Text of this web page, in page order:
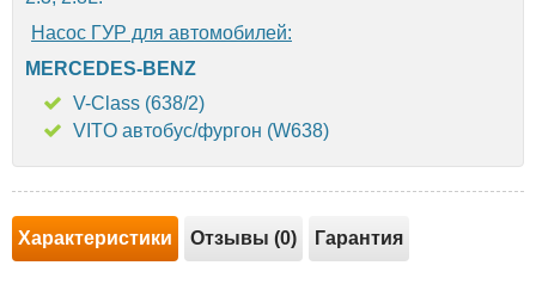
Насос ГУР для автомобилей:
MERCEDES-BENZ
V-Class (638/2)
VITO автобус/фургон (W638)
Характеристики Отзывы (0) Гарантия